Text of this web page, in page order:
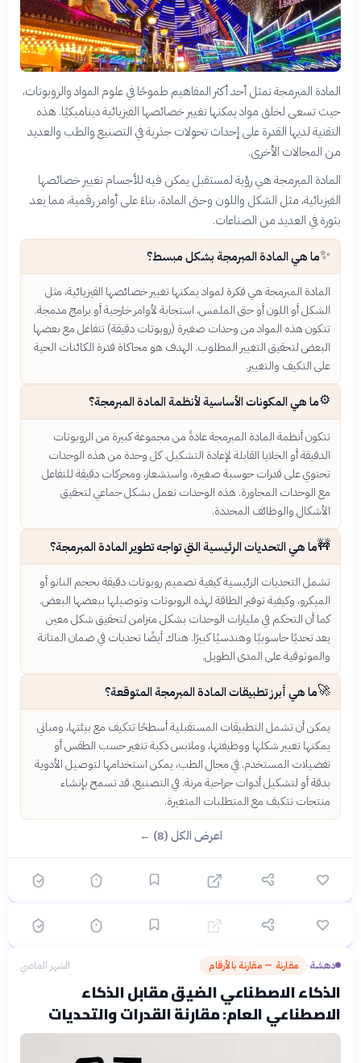
المادة المبرمجة تمثل أحد أكثر المفاهيم طموحًا في علوم المواد والروبوتات،
حيث تسعى لخلق مواد يمكنها تغيير خصائصها الفيزيائية ديناميكيًا. هذه
التقنية لديها القدرة على إحداث تحولات جذرية في التصنيع والطب والعديد
من المجالات الأخرى.
المادة المبرمجة هي رؤية لمستقبل يمكن فيه للأجسام تغيير خصائصها
الفيزيائية، مثل الشكل واللون وحتى المادة، بناءً على أوامر رقمية، مما يعد
بثورة في العديد من الصناعات.
✨ما هي المادة المبرمجة بشكل مبسط؟
المادة المبرمجة هي فكرة لمواد يمكنها تغيير خصائصها الفيزيائية، مثل
الشكل أو اللون أو حتى الملمس، استجابة لأوامر خارجية أو برامج مدمجة.
تتكون هذه المواد من وحدات صغيرة (روبوتات دقيقة) تتفاعل مع بعضها
البعض لتحقيق التغيير المطلوب. الهدف هو محاكاة قدرة الكائنات الحية
على التكيف والتغيير.
⚙️ما هي المكونات الأساسية لأنظمة المادة المبرمجة؟
تتكون أنظمة المادة المبرمجة عادةً من مجموعة كبيرة من الروبوتات
الدقيقة أو الخلايا القابلة لإعادة التشكيل. كل وحدة من هذه الوحدات
تحتوي على قدرات حوسبة صغيرة، واستشعار، ومحركات دقيقة للتفاعل
مع الوحدات المجاورة. هذه الوحدات تعمل بشكل جماعي لتحقيق
الأشكال والوظائف المحددة.
🚧ما هي التحديات الرئيسية التي تواجه تطوير المادة المبرمجة؟
تشمل التحديات الرئيسية كيفية تصميم روبوتات دقيقة بحجم النانو أو
الميكرو، وكيفية توفير الطاقة لهذه الروبوتات وتوصيلها ببعضها البعض.
كما أن التحكم في مليارات الوحدات بشكل متزامن لتحقيق شكل معين
يعد تحديًا حاسوبيًا وهندسيًا كبيرًا. هناك أيضًا تحديات في ضمان المتانة
والموثوقية على المدى الطويل.
🚀ما هي أبرز تطبيقات المادة المبرمجة المتوقعة؟
يمكن أن تشمل التطبيقات المستقبلية أسطحًا تتكيف مع بيئتها، ومباني
يمكنها تغيير شكلها ووظيفتها، وملابس ذكية تتغير حسب الطقس أو
تفضيلات المستخدم. في مجال الطب، يمكن استخدامها لتوصيل الأدوية
بدقة أو لتشكيل أدوات جراحية مرنة. في التصنيع، قد تسمح بإنشاء
منتجات تتكيف مع المتطلبات المتغيرة.
اعرض الكل (8) ← ؟ دهشة اختيار متعدد الشهر الماضي
🎯
6سؤال 🟡 متوسط ابدأ ←
دهشة› مقارنة — مقارنة بالأرقام الشهر الماضي
الذكاء الاصطناعي الضيق مقابل الذكاء
الاصطناعي العام: مقارنة القدرات والتحديات